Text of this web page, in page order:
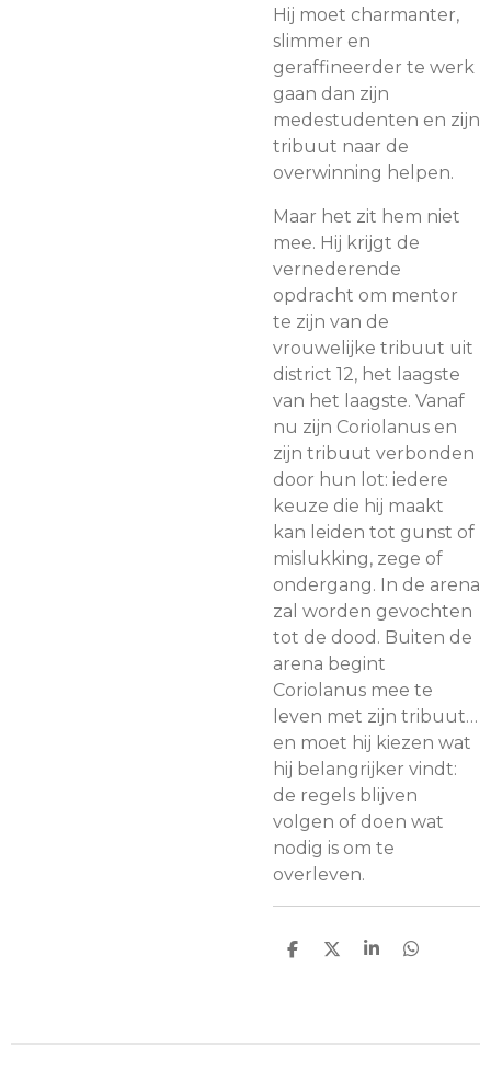
Hij moet charmanter,
slimmer en
geraffineerder te werk
gaan dan zijn
medestudenten en zijn
tribuut naar de
overwinning helpen.
Maar het zit hem niet
mee. Hij krijgt de
vernederende
opdracht om mentor
te zijn van de
vrouwelijke tribuut uit
district 12, het laagste
van het laagste. Vanaf
nu zijn Coriolanus en
zijn tribuut verbonden
door hun lot: iedere
keuze die hij maakt
kan leiden tot gunst of
mislukking, zege of
ondergang. In de arena
zal worden gevochten
tot de dood. Buiten de
arena begint
Coriolanus mee te
leven met zijn tribuut…
en moet hij kiezen wat
hij belangrijker vindt:
de regels blijven
volgen of doen wat
nodig is om te
overleven.
D
D
S
D